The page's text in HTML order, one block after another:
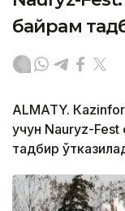
байрам
ALMATY.
учун Nauryz-
тадбир